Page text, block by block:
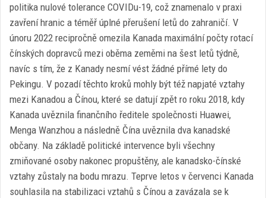
politika nulové tolerance COVIDu-19, což znamenalo v praxi
zavření hranic a téměř úplné přerušení letů do zahraničí. V
únoru 2022 recipročně omezila Kanada maximální počty rotací
čínských dopravců mezi oběma zeměmi na šest letů týdně,
navíc s tím, že z Kanady nesmí vést žádné přímé lety do
Pekingu. V pozadí těchto kroků mohly být též napjaté vztahy
mezi Kanadou a Čínou, které se datují zpět ro roku 2018, kdy
Kanada uvěznila finančního ředitele společnosti Huawei,
Menga Wanzhou a následně Čína uvěznila dva kanadské
občany. Na základě politické intervence byli všechny
zmiňované osoby nakonec propuštěny, ale kanadsko-čínské
vztahy zůstaly na bodu mrazu. Teprve letos v červenci Kanada
souhlasila na stabilizaci vztahů s Čínou a zavázala se k